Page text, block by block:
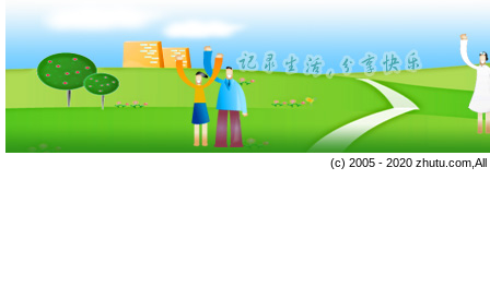
(c) 2005 - 2020